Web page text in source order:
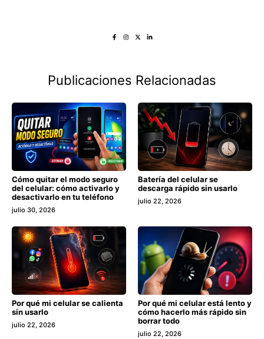
Publicaciones Relacionadas
Cómo quitar el modo seguro
del celular: cómo activarlo y
desactivarlo en tu teléfono
julio 30, 2026
Batería del celular se
descarga rápido sin usarlo
julio 22, 2026
Por qué mi celular se calienta
sin usarlo
julio 22, 2026
Por qué mi celular está lento y
cómo hacerlo más rápido sin
borrar todo
julio 22, 2026